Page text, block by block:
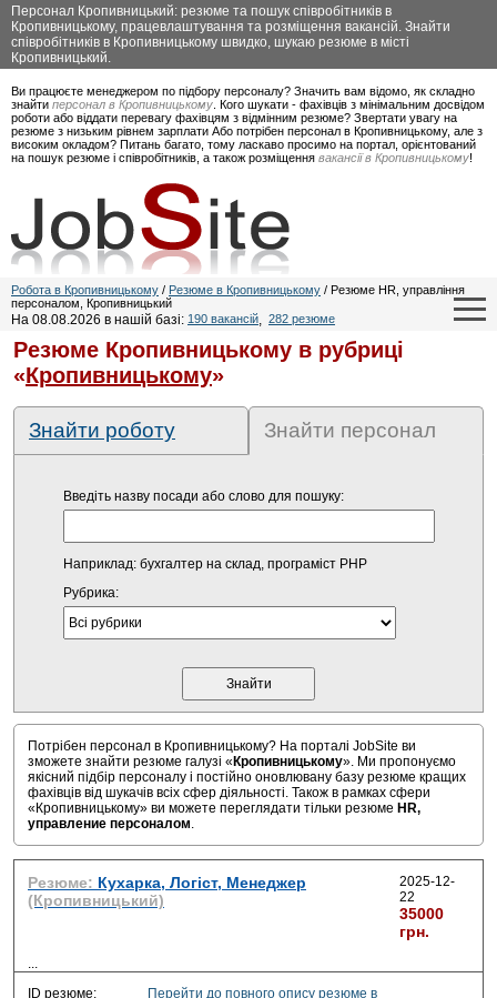
Персонал Кропивницький: резюме та пошук співробітників в
Кропивницькому, працевлаштування та розміщення вакансій. Знайти
співробітників в Кропивницькому швидко, шукаю резюме в місті
Кропивницький.
Ви працюєте менеджером по підбору персоналу? Значить вам відомо, як складно
знайти персонал в Кропивницькому . Кого шукати - фахівців з мінімальним досвідом
роботи або віддати перевагу фахівцям з відмінним резюме? Звертати увагу на
резюме з низьким рівнем зарплати Або потрібен персонал в Кропивницькому, але з
високим окладом? Питань багато, тому ласкаво просимо на портал, орієнтований
на пошук резюме і співробітників, а також розміщення вакансії в Кропивницькому!
Робота в Кропивницькому / Резюме в Кропивницькому / Резюме HR, управління
персоналом, Кропивницький
На 08.08.2026 в нашій базі: 190 вакансій, 282 резюме
Резюме Кропивницькому в рубриці
«Кропивницькому»
Знайти роботу Знайти персонал
Введіть назву посади або слово для пошуку:
Наприклад: бухгалтер на склад, програміст PHP
Рубрика:
Потрібен персонал в Кропивницькому? На порталі JobSite ви
зможете знайти резюме галузі « Кропивницькому». Ми пропонуємо
якісний підбір персоналу і постійно оновлювану базу резюме кращих
фахівців від шукачів всіх сфер діяльності. Також в рамках сфери
«Кропивницькому» ви можете переглядати тільки резюме HR,
управление персоналом.
Резюме: Кухарка, Логіст, Менеджер
(Кропивницький)
2025-12-
22
35000
грн.
...
ID резюме:
Перейти до повного опису резюме в